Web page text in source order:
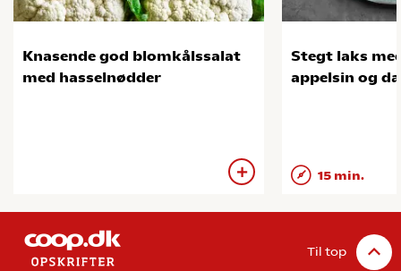
Knasende god blomkålssalat
med hasselnødder
Stegt laks
appelsin og
15 min.
Til top